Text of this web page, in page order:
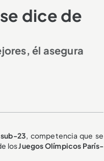
dice de
él asegura
23, competencia que se
losJuegos Olímpicos París-